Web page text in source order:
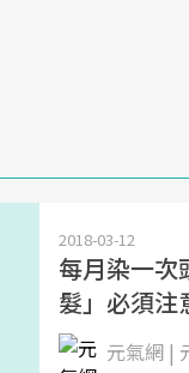
2018-03-12
每月染一次
髮」必須注
元氣網 |